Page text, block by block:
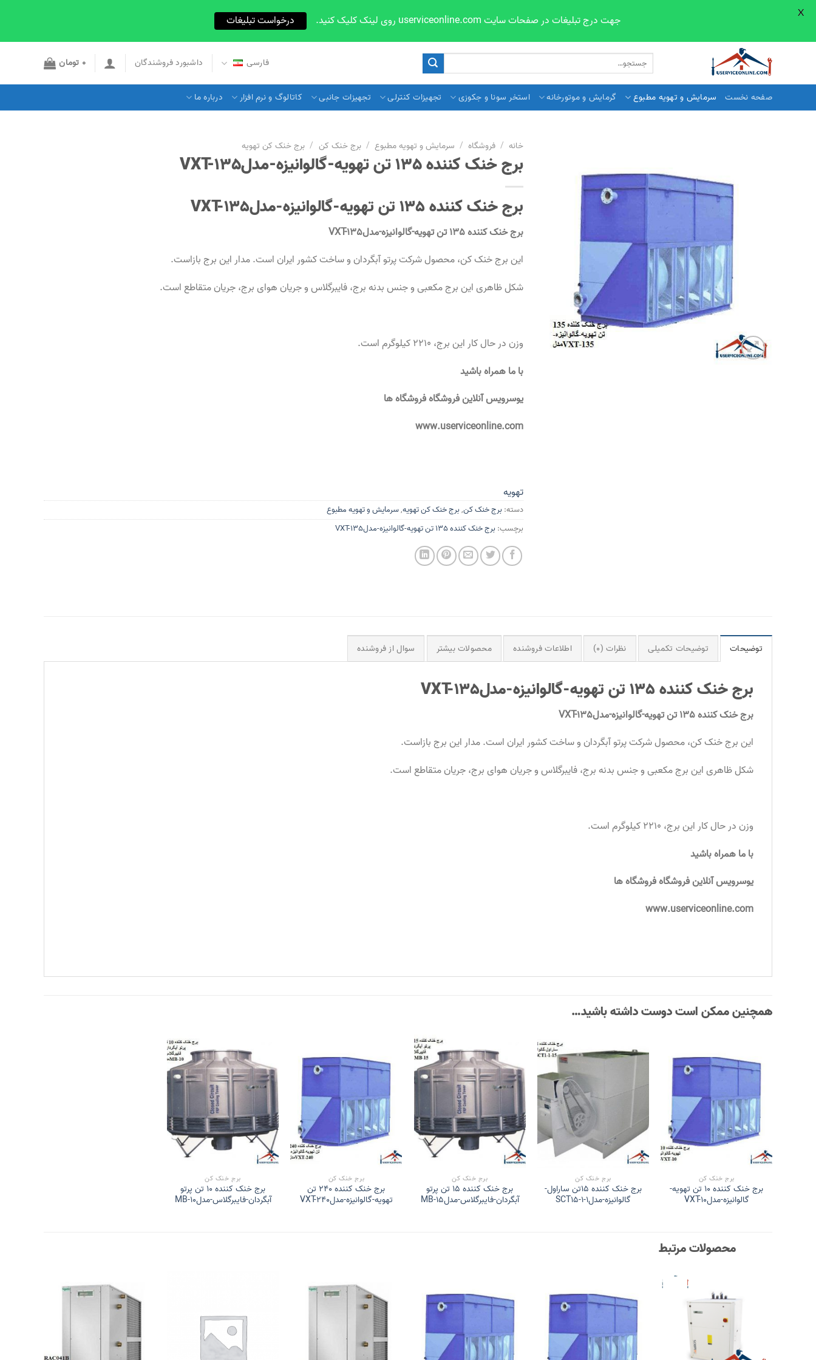
جستجو
برای:
فارسی داشبورد فروشندگان 0 تومان
صفحه نخست سرمایش و تهویه مطبوع گرمایش و موتورخانه استخر سونا و جکوزی تجهیزات کنترلی تجهیزات جانبی کاتالوگ و نرم افزار درباره ما
خانه / فروشگاه / سرمایش و تهویه مطبوع / برج خنک کن / برج خنک کن تهویه
برج خنک کننده 135 تن تهویه-گالوانیزه-مدلVXT-135
برج خنک کننده 135 تن تهویه-گالوانیزه-مدلVXT-135
برج خنک کننده 135 تن تهویه-گالوانیزه-مدل VXT-135
این برج خنک کن، محصول شرکت پرتو آبگردان و ساخت کشور ایران است. مدار این برج بازاست.
شکل ظاهری این برج مکعبی و جنس بدنه برج، فایبرگلاس و جریان هوای برج، جریان متقاطع است.
وزن در حال کار این برج، 2210 کیلوگرم است.
با ما همراه باشید
یوسرویس آنلاین فروشگاه فروشگاه ها
www.userviceonline.com
تهویه
دسته: برج خنک کن,برج خنک کن تهویه,سرمایش و تهویه مطبوع
برچسب: برج خنک کننده 135 تن تهویه-گالوانیزه-مدلVXT-135
توضیحات توضیحات تکمیلی نظرات (0) اطلاعات فروشنده محصولات بیشتر سوال از فروشنده
برج خنک کننده 135 تن تهویه-گالوانیزه-مدلVXT-135
برج خنک کننده 135 تن تهویه-گالوانیزه-مدل VXT-135
این برج خنک کن، محصول شرکت پرتو آبگردان و ساخت کشور ایران است. مدار این برج بازاست.
شکل ظاهری این برج مکعبی و جنس بدنه برج، فایبرگلاس و جریان هوای برج، جریان متقاطع است.
وزن در حال کار این برج، 2210 کیلوگرم است.
با ما همراه باشید
یوسرویس آنلاین فروشگاه فروشگاه ها
www.userviceonline.com
همچنین ممکن است دوست داشته باشید…
برج خنک کن
برج خنک کننده 10 تن تهویه-
گالوانیزه-مدلVXT-10
برج خنک کن
برج خنک کننده 15تن ساراول-
گالوانیزه-مدلSCT15-1-1
برج خنک کن
برج خنک کننده 15 تن پرتو
آبگردان-فایبرگلاس-مدلMB-15
برج خنک کن
برج خنک کننده 240 تن
تهویه-گالوانیزه-مدلVXT-240
برج خنک کن
برج خنک کننده 10 تن پرتو
آبگردان-فایبرگلاس-مدلMB-10
محصولات مرتبط
جهت درج تبلیغات در صفحات سایت userviceonline.com روی لینک کلیک کنید. درخواست تبلیغات
X